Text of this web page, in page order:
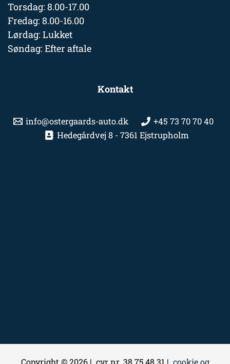
Torsdag: 8.00-17.00
Fredag: 8.00-16.00
Lørdag: Lukket
Søndag: Efter aftale
Kontakt
info@ostergaards-auto.dk
+45 73 70 70 40
Hedegårdvej 8 - 7361 Ejstrupholm
Copyright © 2026 | cvr nr. 38 75 48 31 | cookie og